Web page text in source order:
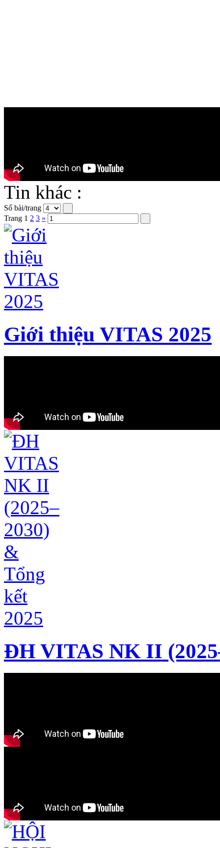
Tin khác :
Số bài/trang
Trang 1 2 3 »
Giới thiệu VITAS 2025
ĐH VITAS NK II